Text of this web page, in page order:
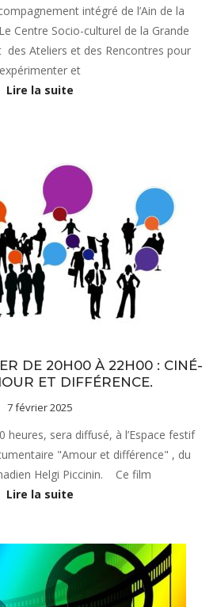
intégré de l’Ain de la
Centre Socio-culturel de la Grande
des Ateliers et des Rencontres pour
expérimenter et
Lire la suite
DE 20H00 À 22H00 : CINÉ-
ET DIFFÉRENCE.
7 février 2025
heures, sera diffusé, à l’Espace festif
"Amour et différence" , du
Helgi Piccinin. Ce film
Lire la suite